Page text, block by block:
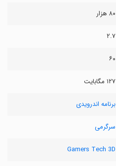
۸۰ هزار
۲.۷
۶۰
۱۲۷ مگابایت
برنامه اندرویدی
سرگرمی
Gamers Tech 3D